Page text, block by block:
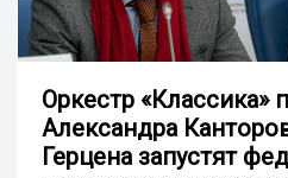
Оркестр «Классика»
Александра
Герцена запустят